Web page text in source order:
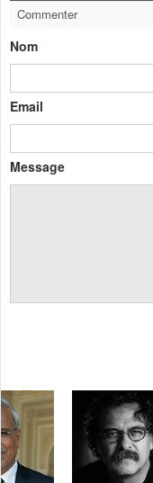
Commenter
Nom
Email
Message